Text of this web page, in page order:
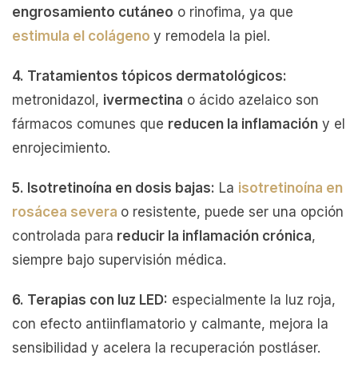
engrosamiento cutáneo o rinofima, ya que
estimula el colágeno y remodela la piel.
4. Tratamientos tópicos dermatológicos:
metronidazol, ivermectina o ácido azelaico son
fármacos comunes que reducen la inflamación y el
enrojecimiento.
5. Isotretinoína en dosis bajas: La isotretinoína en
rosácea severa o resistente, puede ser una opción
controlada para reducir la inflamación crónica,
siempre bajo supervisión médica.
6. Terapias con luz LED: especialmente la luz roja,
con efecto antiinflamatorio y calmante, mejora la
sensibilidad y acelera la recuperación postláser.